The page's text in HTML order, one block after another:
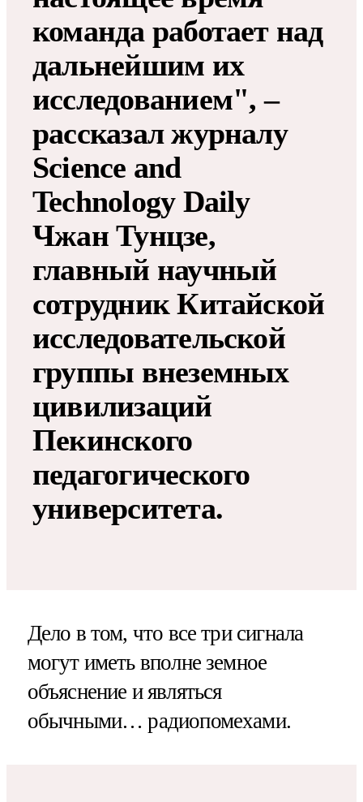
команда работает над
дальнейшим их
исследованием", ‒
рассказал журналу
Science and
Technology Daily
Чжан Тунцзе,
главный научный
сотрудник Китайской
исследовательской
группы внеземных
цивилизаций
Пекинского
педагогического
университета.
Дело в том, что все три сигнала
могут иметь вполне земное
объяснение и являться
обычными… радиопомехами.